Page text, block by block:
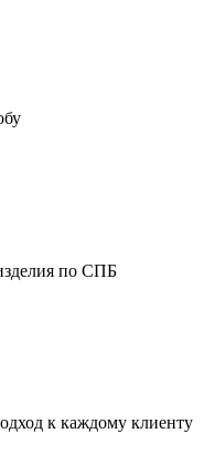
по СПБ
к каждому клиенту